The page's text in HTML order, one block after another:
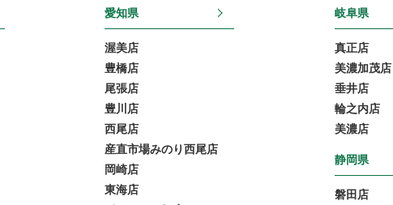
愛知県
渥美店
豊橋店
尾張店
豊川店
西尾店
産直市場みのり西尾店
岡崎店
東海店
岐阜県
真正店
美濃加茂店
垂井店
輪之内店
美濃店
静岡県
磐田店